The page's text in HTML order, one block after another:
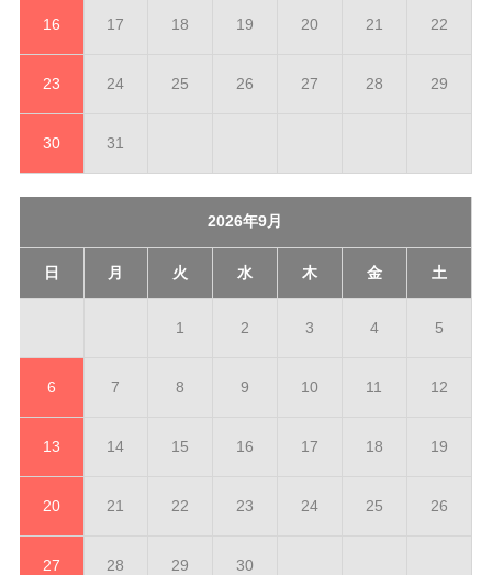
16 17 18 19 20 21 22
23 24 25 26 27 28 29
30 31
2026年9月
日 月 火 水 木 金 土
1 2 3 4 5
6 7 8 9 10 11 12
13 14 15 16 17 18 19
20 21 22 23 24 25 26
27 28 29 30